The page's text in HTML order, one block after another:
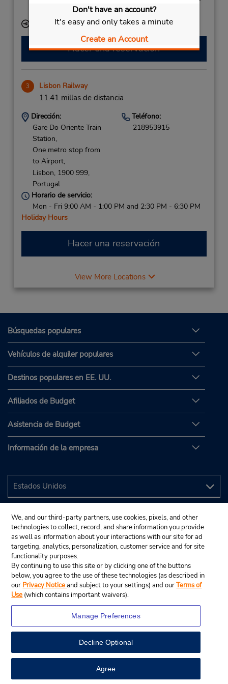
Don't have an account?
It's easy and only takes a minute
Create an Account
View Map
estacionamiento.
Ubicación para depositar llaves
Hacer una reservación
3 Lisbon Railway
11.41 millas de distancia
Dirección:
Gare Do Oriente Train
Station,
One metro stop from
to Airport,
Lisbon, 1900 999,
Portugal
Teléfono:
218953915
Horario de servicio:
Mon - Fri 9:00 AM - 1:00 PM and 2:30 PM - 6:30 PM
Holiday Hours
Hacer una reservación
View More Locations
Búsquedas populares
Vehículos de alquiler populares
Destinos populares en EE. UU.
Afiliados de Budget
Asistencia de Budget
Información de la empresa
© 2024 Budget Rent A Car System, Inc.
We, and our third-party partners, use cookies, pixels, and other
technologies to collect, record, and share information you provide
as well as information about your interactions with our site for ad
targeting, analytics, personalization, customer service and for site
functionality purposes.
By continuing to use this site or by clicking one of the buttons
below, you agree to the use of these technologies (as described in
our Privacy Noticeand subject to your settings) and ourTerms of
Use (which contains important waivers).
Manage Preferences
Decline Optional
Agree